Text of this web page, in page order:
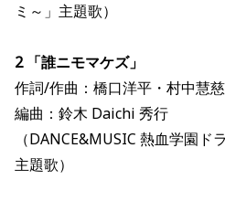
ミ～」主題歌）
2 「誰ニモマケズ」
作詞/作曲：橋口洋平・村中慧
編曲：鈴木 Daichi 秀行
（DANCE&MUSIC 熱血学園ド
主題歌）